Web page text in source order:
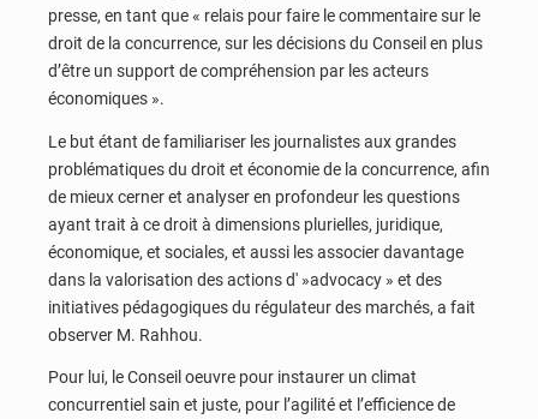
presse, en tant que « relais pour faire le commentaire sur le
droit de la concurrence, sur les décisions du Conseil en plus
d’être un support de compréhension par les acteurs
économiques ».
Le but étant de familiariser les journalistes aux grandes
problématiques du droit et économie de la concurrence, afin
de mieux cerner et analyser en profondeur les questions
ayant trait à ce droit à dimensions plurielles, juridique,
économique, et sociales, et aussi les associer davantage
dans la valorisation des actions d' »advocacy » et des
initiatives pédagogiques du régulateur des marchés, a fait
observer M. Rahhou.
Pour lui, le Conseil oeuvre pour instaurer un climat
concurrentiel sain et juste, pour l’agilité et l’efficience de